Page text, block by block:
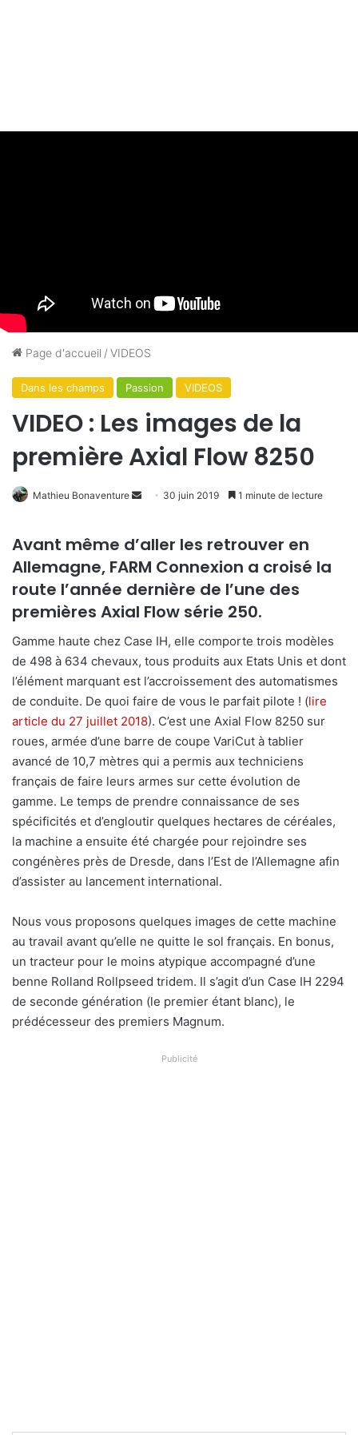
Page d'accueil /VIDEOS
Dans les champs Passion VIDEOS
VIDEO : Les images de la
première Axial Flow 8250
Mathieu Bonaventure
o
y
e
n
c
o
u
r
r
i
e
l
30 juin 2019 1 minute de lecture
Avant même d’aller les retrouver en
Allemagne, FARM Connexion a croisé la
route l’année dernière de l’une des
premières Axial Flow série 250.
Gamme haute chez Case IH, elle comporte trois modèles
de 498 à 634 chevaux, tous produits aux Etats Unis et dont
l’élément marquant est l’accroissement des automatismes
de conduite. De quoi faire de vous le parfait pilote ! (lire
article du 27 juillet 2018). C’est une Axial Flow 8250 sur
roues, armée d’une barre de coupe VariCut à tablier
avancé de 10,7 mètres qui a permis aux techniciens
français de faire leurs armes sur cette évolution de
gamme. Le temps de prendre connaissance de ses
spécificités et d’engloutir quelques hectares de céréales,
la machine a ensuite été chargée pour rejoindre ses
congénères près de Dresde, dans l’Est de l’Allemagne afin
d’assister au lancement international.
Nous vous proposons quelques images de cette machine
au travail avant qu’elle ne quitte le sol français. En bonus,
un tracteur pour le moins atypique accompagné d’une
benne Rolland Rollpseed tridem. Il s’agit d’un Case IH 2294
de seconde génération (le premier étant blanc), le
prédécesseur des premiers Magnum.
Publicité